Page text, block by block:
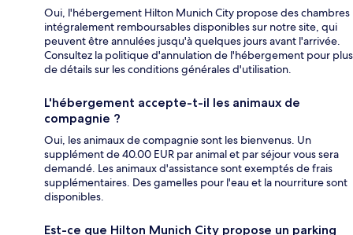
Oui, l'hébergement Hilton Munich City propose des chambres
intégralement remboursables disponibles sur notre site, qui
peuvent être annulées jusqu'à quelques jours avant l'arrivée.
Consultez la politique d'annulation de l'hébergement pour plus
de détails sur les conditions générales d'utilisation.
L'hébergement accepte-t-il les animaux de
compagnie ?
Oui, les animaux de compagnie sont les bienvenus. Un
supplément de 40.00 EUR par animal et par séjour vous sera
demandé. Les animaux d'assistance sont exemptés de frais
supplémentaires. Des gamelles pour l'eau et la nourriture sont
disponibles.
Est-ce que Hilton Munich City propose un parking